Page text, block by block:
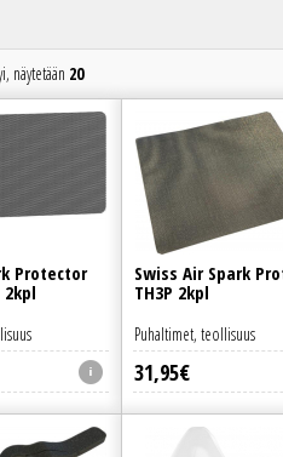
näytetään 20
Edellinen
Protector
Swiss Air Spark
TH3P 2kpl
31,95€
Puhaltimet, teollisuus